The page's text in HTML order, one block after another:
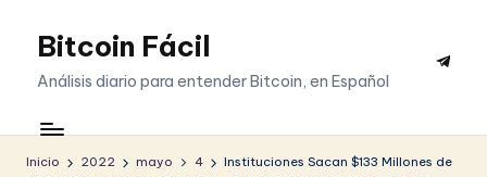
SaltarBitcoin Fácil
Análisis diario para entender Bitcoin, en Español
Inicio 2022 mayo 4
Instituciones Sacan $133 Millones de